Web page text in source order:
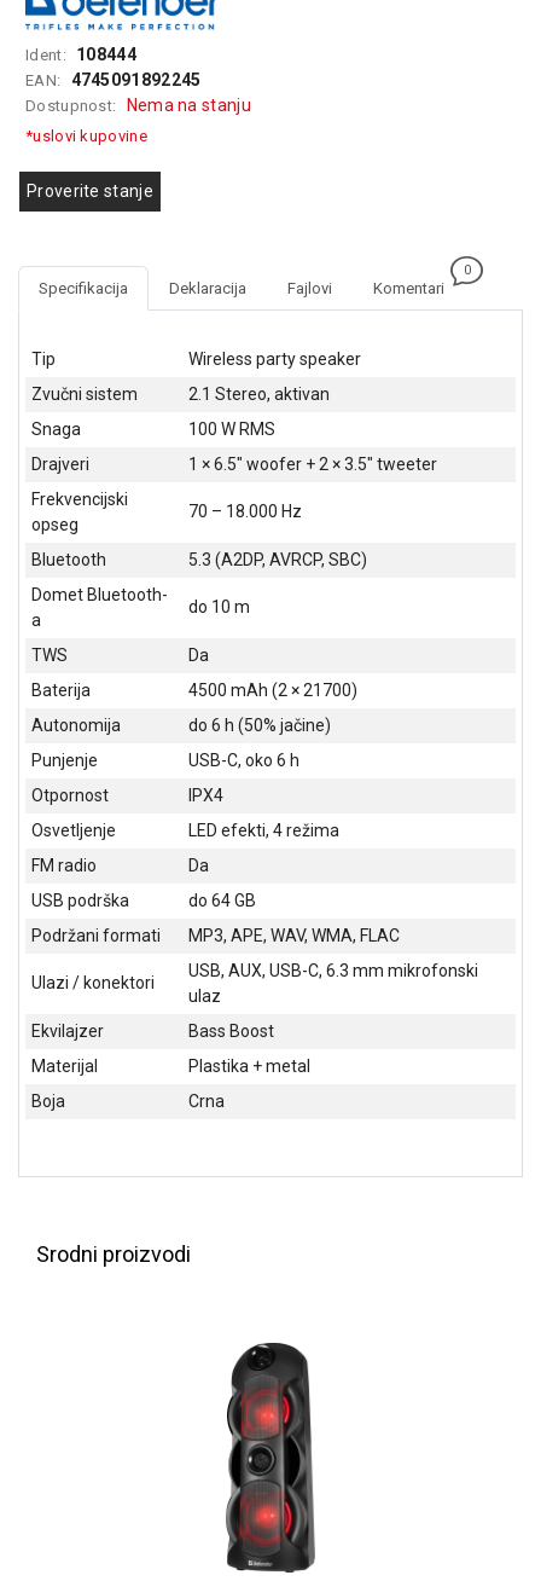
GAMING
ZAŠTITA
SOLARNI
MREŽNA
ŠTAMPAČI,
I KAMERE
GPS
NAVIGACIJE
VIDEO
NADZOR I
OPREMA
SOFTWARE
KABLOVI I
ADAPTERI
KANCELARIJSKI
MATERIJAL
SVE
ZA
KUĆU
ŠKOLSKI
FITNES
ALAT I
OUTLET
Ident: 108444
EAN: 4745091892245
Dostupnost: Nema na stanju
*uslovi kupovine
Proverite stanje
Specifikacija Deklaracija Fajlovi Komentari
0
Tip
Wireless party speaker
Zvučni sistem
2.1 Stereo, aktivan
Snaga
100 W RMS
Drajveri
1 × 6.5" woofer + 2 × 3.5" tweeter
Frekvencijski
opseg
70 – 18.000 Hz
Bluetooth
5.3 (A2DP, AVRCP, SBC)
Domet Bluetooth-
a
do 10 m
TWS
Da
Baterija
4500 mAh (2 × 21700)
Autonomija
do 6 h (50% jačine)
Punjenje
USB-C, oko 6 h
Otpornost
IPX4
Osvetljenje
LED efekti, 4 režima
FM radio
Da
USB podrška
do 64 GB
Podržani formati
MP3, APE, WAV, WMA, FLAC
Ulazi / konektori
USB, AUX, USB-C, 6.3 mm mikrofonski
ulaz
Ekvilajzer
Bass Boost
Materijal
Plastika + metal
Boja
Crna
Srodni proizvodi